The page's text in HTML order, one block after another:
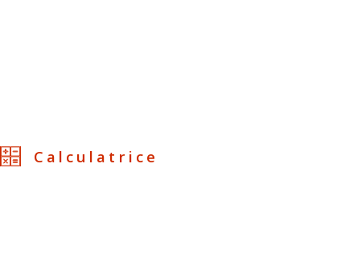
Calculatrice